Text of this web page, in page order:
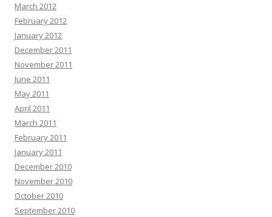
March 2012
February 2012
January 2012
December 2011
November 2011
June 2011
May 2011
April 2011
March 2011
February 2011
January 2011
December 2010
November 2010
October 2010
September 2010